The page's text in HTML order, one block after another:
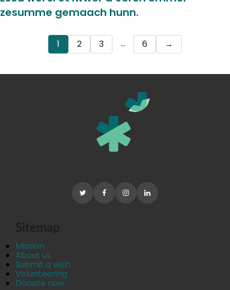
zesumme gemaach hunn.
1 2 3 … 6 →
Mission
About us
Submit a wish
Volunteering
Donate now